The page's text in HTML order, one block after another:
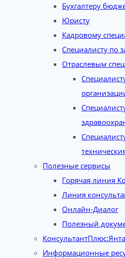
Бухгалтеру
Юристу
Кадровому
Специалисту по
Отраслевым
Полезные сервисы
Горячая линия
Линия
Онлайн-Диалог
Полезный
Информационные